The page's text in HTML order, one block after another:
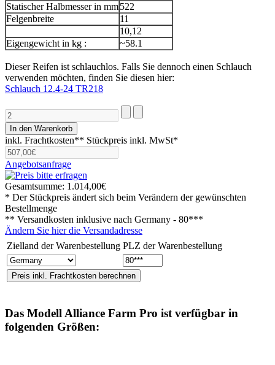
Statischer Halbmesser in mm522
Felgenbreite
11
10,12
Eigengewicht in kg :
~58.1
Dieser Reifen ist schlauchlos. Falls Sie dennoch einen Schlauch
verwenden möchten, finden Sie diesen hier:
Schlauch 12.4-24 TR218
inkl. Frachtkosten** Stückpreis inkl. MwSt*
Angebotsanfrage
Gesamtsumme: 1.014,00€
* Der Stückpreis ändert sich beim Verändern der gewünschten
Bestellmenge
** Versandkosten inklusive nach Germany - 80***
Ändern Sie hier die Versandadresse
Zielland der Warenbestellung PLZ der Warenbestellung
Das Modell Alliance Farm Pro ist verfügbar in
folgenden Größen: